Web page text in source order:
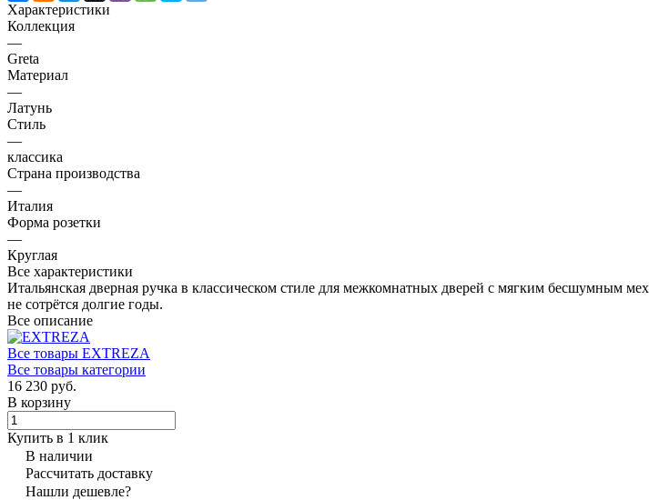
Характеристики
Коллекция
—
Greta
Материал
—
Латунь
Стиль
—
классика
Страна производства
—
Италия
Форма розетки
—
Круглая
Все характеристики
Итальянская дверная ручка в классическом стиле для межкомнатных дверей с мягким бесшумным
не сотрётся долгие годы.
Все описание
Все товары EXTREZA
Все товары категории
16 230 руб.
В корзину
Купить в 1 клик
В наличии
Рассчитать доставку
Нашли дешевле?